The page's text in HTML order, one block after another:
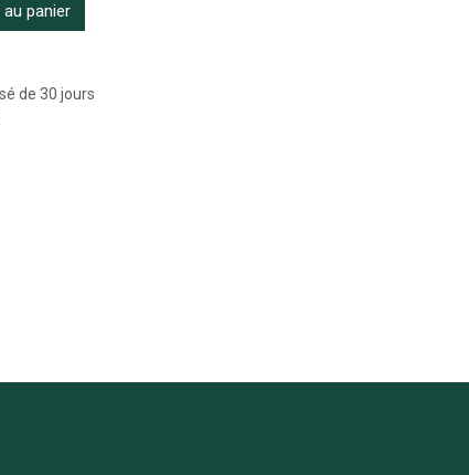
panier
de 30 jours